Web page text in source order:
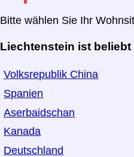
Bitte wählen Sie Ihr
Liechtenstein ist beliebt
Volksrepublik China
Spanien
Aserbaidschan
Kanada
Deutschland